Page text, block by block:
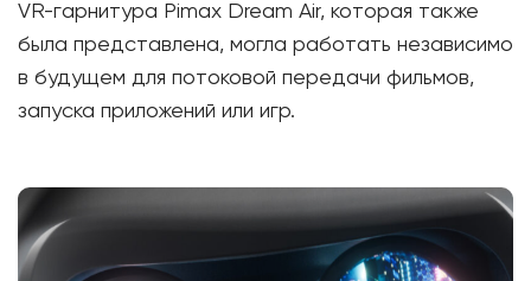
VR-гарнитура Pimax Dream Air, которая также
была представлена, могла работать независимо
в будущем для потоковой передачи фильмов,
запуска приложений или игр.